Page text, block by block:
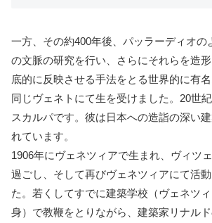
一方、その約400年後、パッラーディオの
の文脈の研究を行い、さらにそれらを造
底的に反映させる手法をとる世界的に有
同じヴェネトにて生を受けました。20世
スカルパです。彼は日本への造詣の深い
れています。
1906年にヴェネツィアで生まれ、ヴィツ
過ごし、そして再びヴェネツィアにて活
た。若くしてすでに建築学校（ヴェネツ
身）で教鞭をとりながら、建築家リナル